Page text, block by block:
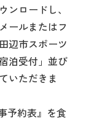
ンロードし、
ールまたはフ
辺市スポーツ
泊受付」並び
いただきま
予約表』を食